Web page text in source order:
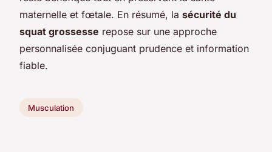
maternelle et fœtale. En résumé, la sécurité du
squat grossesse repose sur une approche
personnalisée conjuguant prudence et information
fiable.
Musculation